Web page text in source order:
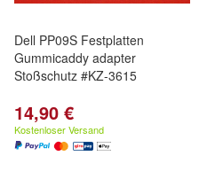
Dell PP09S Festplatten
Gummicaddy adapter
Stoßschutz #KZ-3615
14,90 €
Kostenloser Versand